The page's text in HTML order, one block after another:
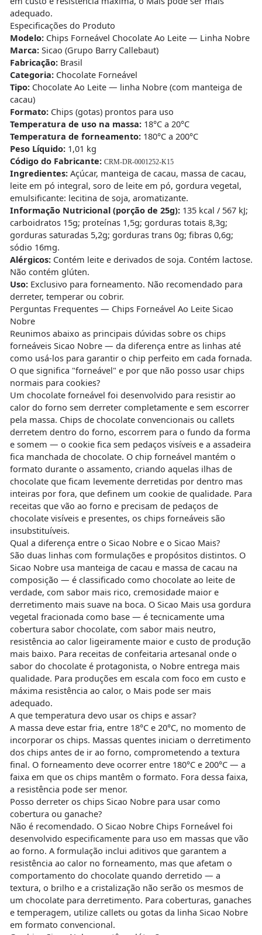
adequado.
Especificações do Produto
Modelo:Chips Forneável Chocolate Ao Leite — Linha Nobre
Marca:Sicao (Grupo Barry Callebaut)
Fabricação:Brasil
Categoria:Chocolate Forneável
Tipo:Chocolate Ao Leite — linha Nobre (com manteiga de
cacau)
Formato:Chips (gotas) prontos para uso
Temperatura de uso na massa:18°C a 20°C
Temperatura de forneamento:180°C a 200°C
Peso Líquido:1,01 kg
Código do Fabricante: CRM-DR-0001252-K15
Ingredientes:Açúcar, manteiga de cacau, massa de cacau,
leite em pó integral, soro de leite em pó, gordura vegetal,
emulsificante: lecitina de soja, aromatizante.
Informação Nutricional (porção de 25g):135 kcal / 567 kJ;
carboidratos 15g; proteínas 1,5g; gorduras totais 8,3g;
gorduras saturadas 5,2g; gorduras trans 0g; fibras 0,6g;
sódio 16mg.
Alérgicos:Contém leite e derivados de soja. Contém lactose.
Não contém glúten.
Uso:Exclusivo para forneamento. Não recomendado para
derreter, temperar ou cobrir.
Perguntas Frequentes — Chips Forneável Ao Leite Sicao
Nobre
Reunimos abaixo as principais dúvidas sobre os chips
forneáveis Sicao Nobre — da diferença entre as linhas até
como usá-los para garantir o chip perfeito em cada fornada.
O que significa "forneável" e por que não posso usar chips
normais para cookies?
Um chocolate forneável foi desenvolvido para resistir ao
calor do forno sem derreter completamente e sem escorrer
pela massa. Chips de chocolate convencionais ou callets
derretem dentro do forno, escorrem para o fundo da forma
e somem — o cookie fica sem pedaços visíveis e a assadeira
fica manchada de chocolate. O chip forneável mantém o
formato durante o assamento, criando aquelas ilhas de
chocolate que ficam levemente derretidas por dentro mas
inteiras por fora, que definem um cookie de qualidade. Para
receitas que vão ao forno e precisam de pedaços de
chocolate visíveis e presentes, os chips forneáveis são
insubstituíveis.
Qual a diferença entre o Sicao Nobre e o Sicao Mais?
São duas linhas com formulações e propósitos distintos. O
Sicao Nobre usa manteiga de cacau e massa de cacau na
composição — é classificado como chocolate ao leite de
verdade, com sabor mais rico, cremosidade maior e
derretimento mais suave na boca. O Sicao Mais usa gordura
vegetal fracionada como base — é tecnicamente uma
cobertura sabor chocolate, com sabor mais neutro,
resistência ao calor ligeiramente maior e custo de produção
mais baixo. Para receitas de confeitaria artesanal onde o
sabor do chocolate é protagonista, o Nobre entrega mais
qualidade. Para produções em escala com foco em custo e
máxima resistência ao calor, o Mais pode ser mais
adequado.
A que temperatura devo usar os chips e assar?
A massa deve estar fria, entre 18°C e 20°C, no momento de
incorporar os chips. Massas quentes iniciam o derretimento
dos chips antes de ir ao forno, comprometendo a textura
final. O forneamento deve ocorrer entre 180°C e 200°C — a
faixa em que os chips mantêm o formato. Fora dessa faixa,
a resistência pode ser menor.
Posso derreter os chips Sicao Nobre para usar como
cobertura ou ganache?
Não é recomendado. O Sicao Nobre Chips Forneável foi
desenvolvido especificamente para uso em massas que vão
ao forno. A formulação inclui aditivos que garantem a
resistência ao calor no forneamento, mas que afetam o
comportamento do chocolate quando derretido — a
textura, o brilho e a cristalização não serão os mesmos de
um chocolate para derretimento. Para coberturas, ganaches
e temperagem, utilize callets ou gotas da linha Sicao Nobre
em formato convencional.